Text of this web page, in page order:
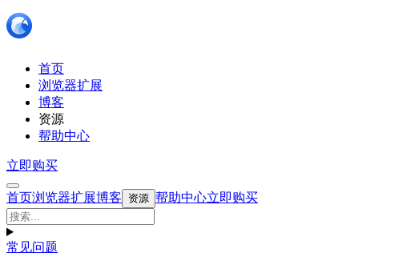
首页
浏览器扩展
博客
资源
帮助中心
立即购买
首页浏览器扩展博客 资源 帮助中心立即购买
常见问题